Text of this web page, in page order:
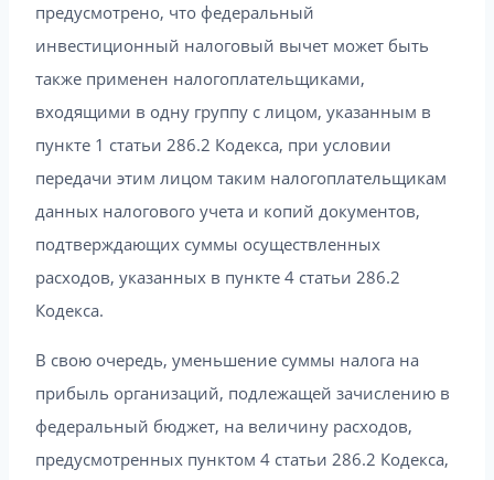
предусмотрено, что федеральный
инвестиционный налоговый вычет может быть
также применен налогоплательщиками,
входящими в одну группу с лицом, указанным в
пункте 1 статьи 286.2 Кодекса, при условии
передачи этим лицом таким налогоплательщикам
данных налогового учета и копий документов,
подтверждающих суммы осуществленных
расходов, указанных в пункте 4 статьи 286.2
Кодекса.
В свою очередь, уменьшение суммы налога на
прибыль организаций, подлежащей зачислению в
федеральный бюджет, на величину расходов,
предусмотренных пунктом 4 статьи 286.2 Кодекса,